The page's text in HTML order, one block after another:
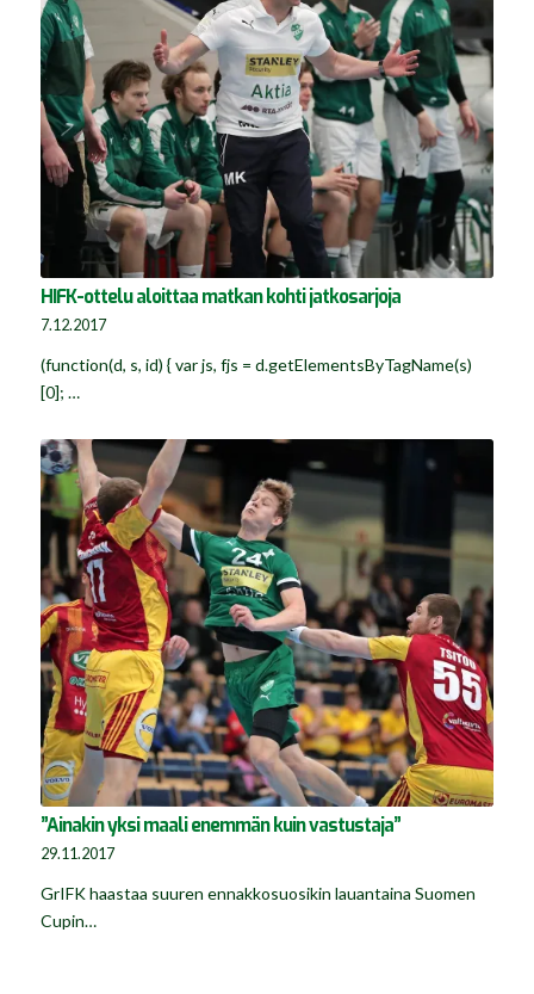
HIFK-ottelu aloittaa matkan kohti jatkosarjoja
7.12.2017
(function(d, s, id) { var js, fjs = d.getElementsByTagName(s)
[0]; …
”Ainakin yksi maali enemmän kuin vastustaja”
29.11.2017
GrIFK haastaa suuren ennakkosuosikin lauantaina Suomen
Cupin…